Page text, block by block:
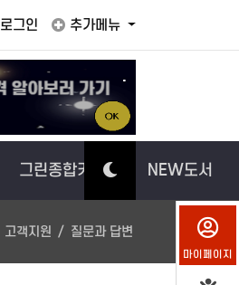
로그인 추가메뉴
.
그린종합카센터 NEW도서
고객지원 질문과 답변
마이페이지